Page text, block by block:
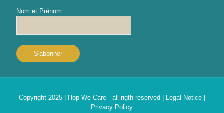
Nom et Prénom
Copyright 2025 | Hop We Care - all rigth reserved | Legal Notice|
Privacy Policy